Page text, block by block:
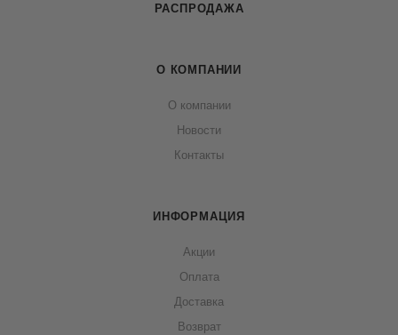
РАСПРОДАЖА
О КОМПАНИИ
О компании
Новости
Контакты
ИНФОРМАЦИЯ
Акции
Оплата
Доставка
Возврат